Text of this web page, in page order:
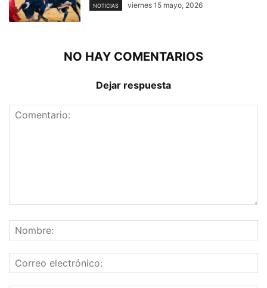
NOTICIAS viernes 15 mayo, 2026
NO HAY COMENTARIOS
Dejar respuesta